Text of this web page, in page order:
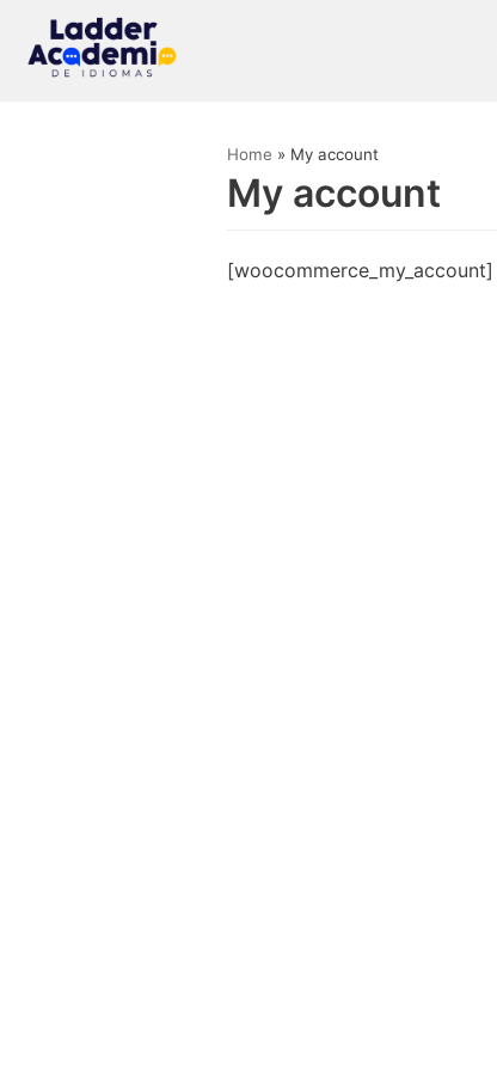
Saltar
Home » My account
My account
[woocommerce_my_account]